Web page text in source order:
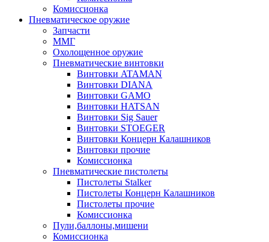
Комиссионка
Пневматическое оружие
Запчасти
ММГ
Охолощенное оружие
Пневматические винтовки
Винтовки ATAMAN
Винтовки DIANA
Винтовки GAMO
Винтовки HATSAN
Винтовки Sig Sauer
Винтовки STOEGER
Винтовки Концерн Калашников
Винтовки прочие
Комиссионка
Пневматические пистолеты
Пистолеты Stalker
Пистолеты Концерн Калашников
Пистолеты прочие
Комиссионка
Пули,баллоны,мишени
Комиссионка